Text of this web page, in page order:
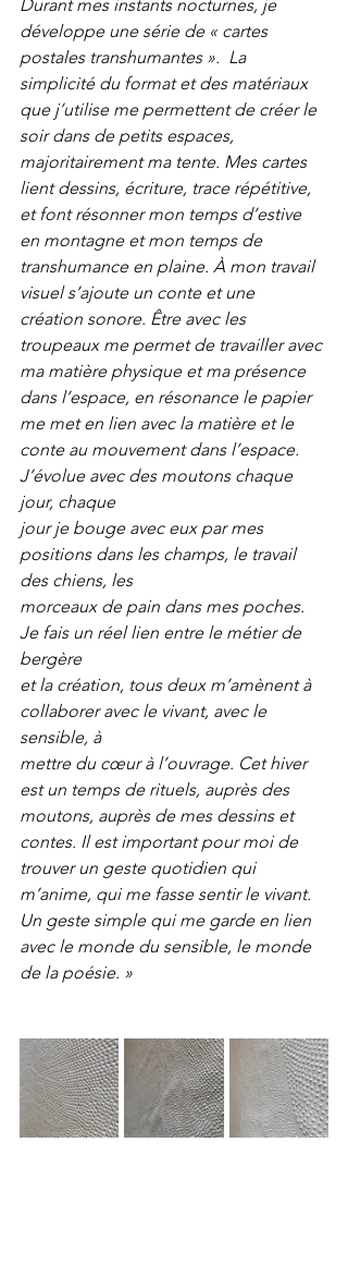
Durant mes instants nocturnes, je
développe une série de « cartes
postales transhumantes ». La
simplicité du format et des matériaux
que j’utilise me permettent de créer le
soir dans de petits espaces,
majoritairement ma tente. Mes cartes
lient dessins, écriture, trace répétitive,
et font résonner mon temps d’estive
en montagne et mon temps de
transhumance en plaine. À mon travail
visuel s’ajoute un conte et une
création sonore. Être avec les
troupeaux me permet de travailler avec
ma matière physique et ma présence
dans l’espace, en résonance le papier
me met en lien avec la matière et le
conte au mouvement dans l’espace.
J’évolue avec des moutons chaque
jour, chaque
jour je bouge avec eux par mes
positions dans les champs, le travail
des chiens, les
morceaux de pain dans mes poches.
Je fais un réel lien entre le métier de
bergère
et la création, tous deux m’amènent à
collaborer avec le vivant, avec le
sensible, à
mettre du cœur à l’ouvrage. Cet hiver
est un temps de rituels, auprès des
moutons, auprès de mes dessins et
contes. Il est important pour moi de
trouver un geste quotidien qui
m’anime, qui me fasse sentir le vivant.
Un geste simple qui me garde en lien
avec le monde du sensible, le monde
de la poésie. »